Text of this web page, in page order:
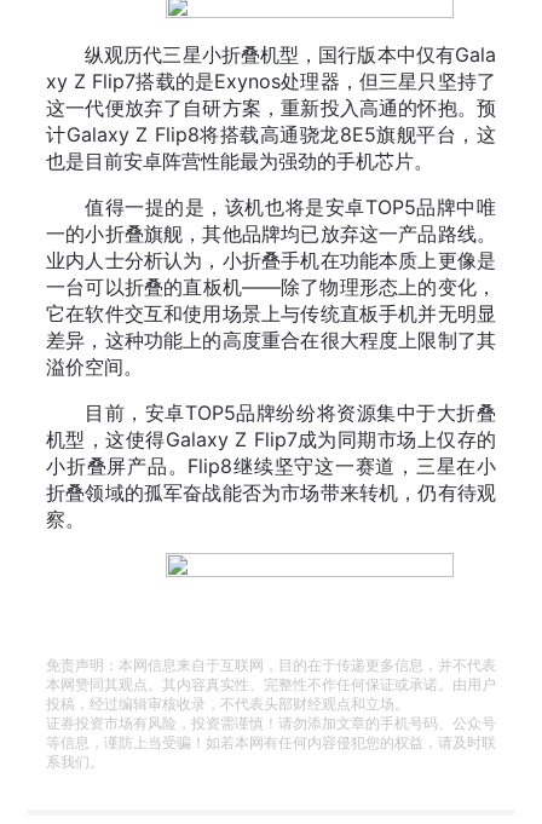
纵观历代三星小折叠机型，国行版本中仅有Gala
xy Z Flip7搭载的是Exynos处理器，但三星只坚持了
这一代便放弃了自研方案，重新投入高通的怀抱。预
计Galaxy Z Flip8将搭载高通骁龙8E5旗舰平台，这
也是目前安卓阵营性能最为强劲的手机芯片。
值得一提的是，该机也将是安卓TOP5品牌中唯
一的小折叠旗舰，其他品牌均已放弃这一产品路线。
业内人士分析认为，小折叠手机在功能本质上更像是
一台可以折叠的直板机——除了物理形态上的变化，
它在软件交互和使用场景上与传统直板手机并无明显
差异，这种功能上的高度重合在很大程度上限制了其
溢价空间。
目前，安卓TOP5品牌纷纷将资源集中于大折叠
机型，这使得Galaxy Z Flip7成为同期市场上仅存的
小折叠屏产品。Flip8继续坚守这一赛道，三星在小
折叠领域的孤军奋战能否为市场带来转机，仍有待观
察。
免责声明：本网信息来自于互联网，目的在于传递更多信息，并不代表
本网赞同其观点。其内容真实性、完整性不作任何保证或承诺。由用户
投稿，经过编辑审核收录，不代表头部财经观点和立场。
证券投资市场有风险，投资需谨慎！请勿添加文章的手机号码、公众号
等信息，谨防上当受骗！如若本网有任何内容侵犯您的权益，请及时联
系我们。